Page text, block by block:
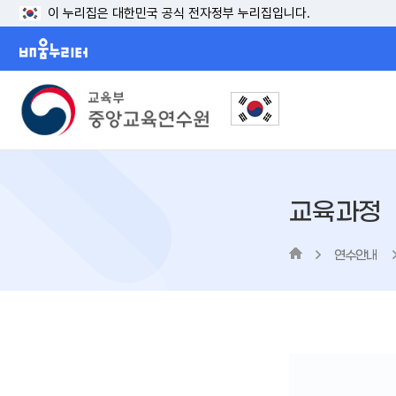
이 누리집은 대한민국 공식 전자정부 누리집입니다.
교육과정
연수안내